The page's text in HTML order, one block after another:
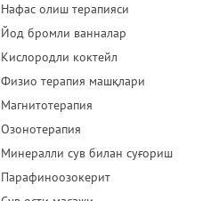
Нафас олиш терапияси
Йод бромли ванналар
Кислородли коктейл
Физио терапия машқлари
Магнитотерапия
Озонотерапия
Минералли сув билан суғориш
Парафиноозокерит